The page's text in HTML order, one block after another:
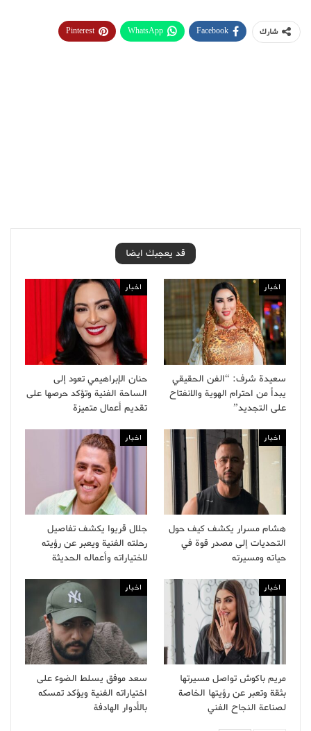
شارك Facebook
WhatsApp
Pinterest
قد يعجبك ايضا
اخبار
سعيدة شرف: “الفن الحقيقي
يبدأ من احترام الهوية والانفتاح
على التجديد”
اخبار
حنان الإبراهيمي تعود إلى
الساحة الفنية وتؤكد حرصها على
تقديم أعمال متميزة
اخبار
هشام مسرار يكشف كيف حول
التحديات إلى مصدر قوة في
حياته ومسيرته
اخبار
جلال قريوا يكشف تفاصيل
رحلته الفنية ويعبر عن رؤيته
لاختياراته وأعماله الحديثة
اخبار
مريم باكوش تواصل مسيرتها
بثقة وتعبر عن رؤيتها الخاصة
لصناعة النجاح الفني
اخبار
سعد موفق يسلط الضوء على
اختياراته الفنية ويؤكد تمسكه
بالأدوار الهادفة